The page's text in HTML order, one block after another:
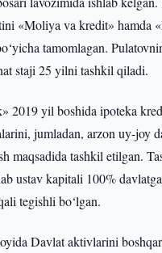
«Moliya va kredit» hamda
tamomlagan.
staji 25 yilni tashkil qiladi.
2019 yil boshida ipoteka
jumladan, arzon uy-joy
maqsadida tashkil etilgan.
ustav kapitali 100%
tegishli bo‘lgan.
Davlat aktivlarini